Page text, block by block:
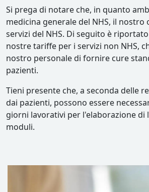
Si prega di notare che, in quanto
medicina generale del NHS, il
servizi del NHS. Di seguito è
nostre tariffe per i servizi non NHS,
nostro personale di fornire cure
pazienti.
Tieni presente che, a seconda delle
dai pazienti, possono essere
giorni lavorativi per l'elaborazione
moduli.